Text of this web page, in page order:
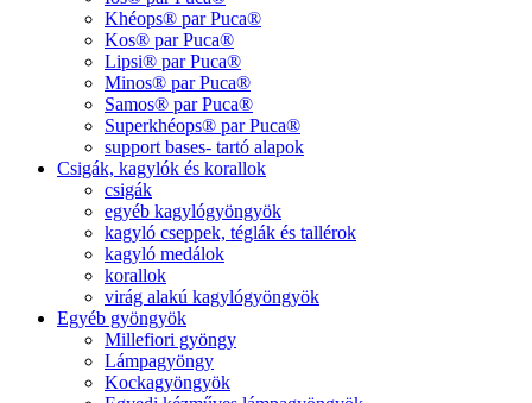
Khéops® par Puca®
Kos® par Puca®
Lipsi® par Puca®
Minos® par Puca®
Samos® par Puca®
Superkhéops® par Puca®
support bases- tartó alapok
Csigák, kagylók és korallok
csigák
egyéb kagylógyöngyök
kagyló cseppek, téglák és tallérok
kagyló medálok
korallok
virág alakú kagylógyöngyök
Egyéb gyöngyök
Millefiori gyöngy
Lámpagyöngy
Kockagyöngyök